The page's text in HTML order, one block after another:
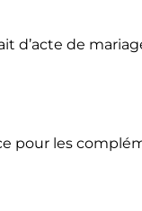
d’acte de
pour les